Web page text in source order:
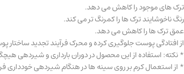
ترک های موجود را کاهش می دهد.
رنگ ناخوشایند ترک ها را کمرنگ تر می کند.
عمق ترک ها را کاهش می دهد.
از افتادگی پوست جلوگیری کرده و محرک فرآیند تجدید ساختار
* نکته: استفاده از این محصول در دوران بارداری و شیردهی
* از استعمال کرم بر روی سینه ها در هنگام شیردهی خودداری